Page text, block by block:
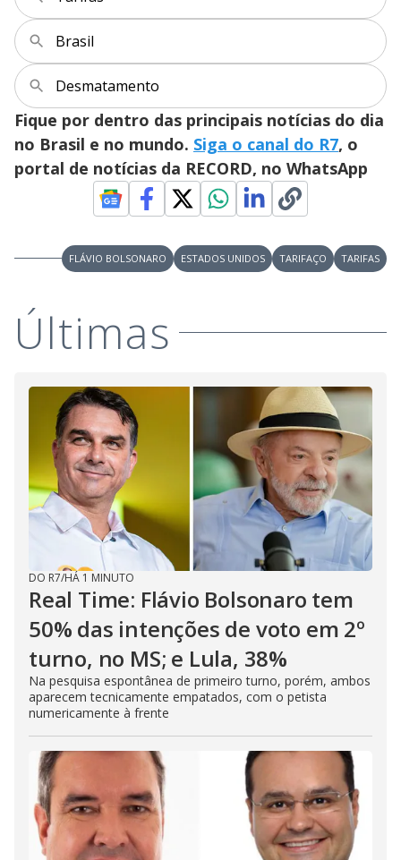
Brasil
Desmatamento
Fique por dentro das principais notícias do dia
no Brasil e no mundo. Siga o canal do R7, o
portal de notícias da RECORD, no WhatsApp
FLÁVIO BOLSONARO ESTADOS UNIDOS TARIFAÇO TARIFAS
Últimas
DO R7/HÁ 1 MINUTO
Real Time: Flávio Bolsonaro tem
50% das intenções de voto em 2º
turno, no MS; e Lula, 38%
Na pesquisa espontânea de primeiro turno, porém, ambos
aparecem tecnicamente empatados, com o petista
numericamente à frente